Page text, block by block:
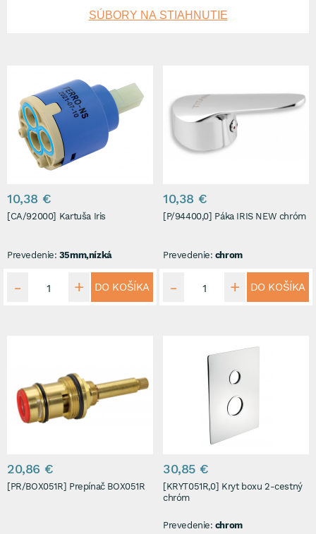
SÚBORY NA STIAHNUTIE
10,38 €
[CA/92000] Kartuša Iris
Prevedenie: 35mm,nízká
DO KOŠÍKA
10,38 €
[P/94400,0] Páka IRIS NEW chróm
Prevedenie: chrom
DO KOŠÍKA
20,86 €
[PR/BOX051R] Prepínač BOX051R
30,85 €
[KRYT051R,0] Kryt boxu 2-cestný
chróm
Prevedenie: chrom